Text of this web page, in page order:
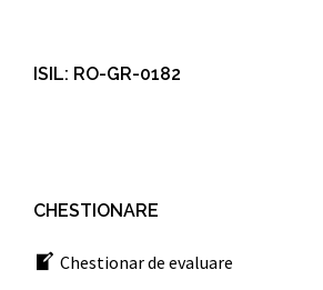
ISIL: RO-GR-0182
CHESTIONARE
Chestionar de evaluare